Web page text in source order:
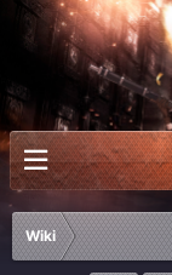
Wiki